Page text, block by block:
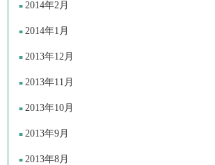
2014年2月
2014年1月
2013年12月
2013年11月
2013年10月
2013年9月
2013年8月